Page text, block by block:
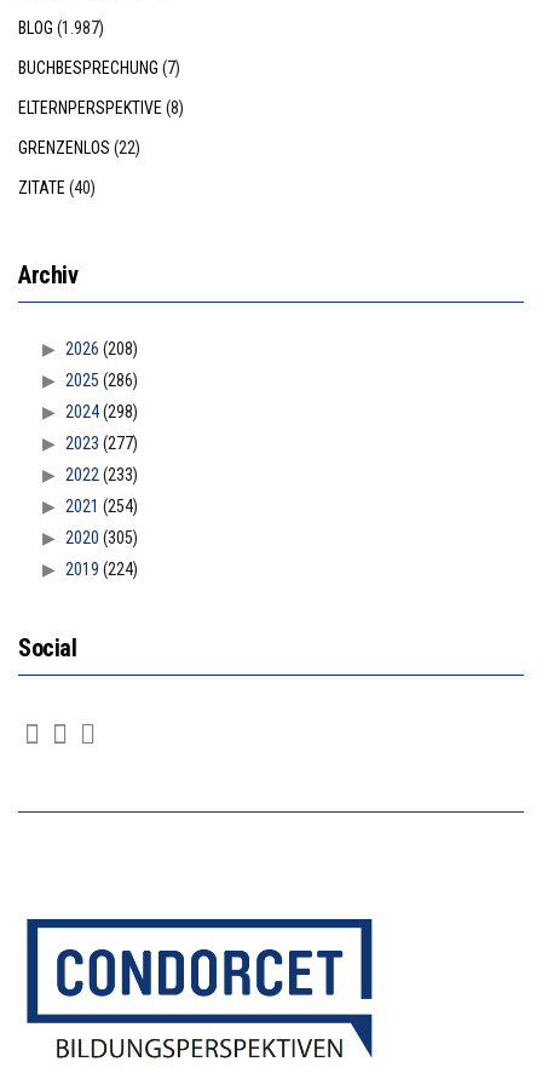
BLOG (1.987)
BUCHBESPRECHUNG (7)
ELTERNPERSPEKTIVE(8)
GRENZENLOS (22)
ZITATE(40)
Archiv
2026 (208)
2025 (286)
2024(298)
2023 (277)
2022(233)
2021 (254)
2020 (305)
2019 (224)
Social